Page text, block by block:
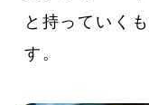
と持っていく
す。